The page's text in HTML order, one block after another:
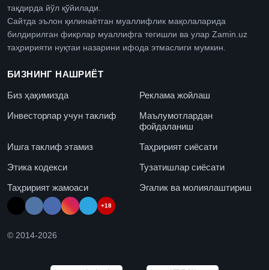
тақдирда йўл қўйилади.
Сайтда эълон қилинаётган муаллифлик мақолаларида
билдирилган фикрлар муаллифга тегишли ва улар Zamin.uz
таҳририяти нуқтаи назарини ифода этмаслиги мумкин.
БИЗНИНГ НАШРИЁТ
Биз ҳақимизда
Реклама жойлаш
Инвесторлар учун таклиф
Маълумотлардан
фойдаланиш
Ишга таклиф этамиз
Таҳририят сиёсати
Этика кодекси
Тузатишлар сиёсати
Таҳририят жамоаси
Эгалик ва молиялаштириш
+18
© 2014-2026